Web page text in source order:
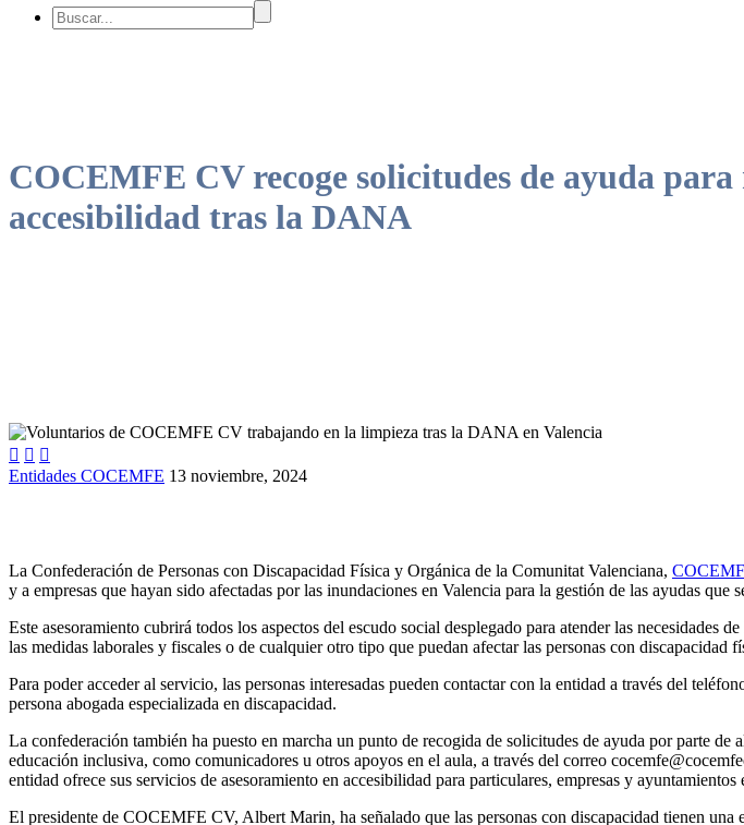
COCEMFE CV recoge solicitudes de ayuda
accesibilidad tras la DANA
  
Entidades COCEMFE 13 noviembre, 2024
La Confederación de Personas con Discapacidad Física y Orgánica de la Comunitat Valenciana,
y a empresas que hayan sido afectadas por las inundaciones en Valencia para la gestión de las ayudas
Este asesoramiento cubrirá todos los aspectos del escudo social desplegado para atender las necesidades
las medidas laborales y fiscales o de cualquier otro tipo que puedan afectar las personas con discapacidad
Para poder acceder al servicio, las personas interesadas pueden contactar con la entidad a través del
persona abogada especializada en discapacidad.
La confederación también ha puesto en marcha un punto de recogida de solicitudes de ayuda por parte
educación inclusiva, como comunicadores u otros apoyos en el aula, a través del correo
entidad ofrece sus servicios de asesoramiento en accesibilidad para particulares, empresas y
El presidente de COCEMFE CV, Albert Marin, ha señalado que las personas con discapacidad tienen